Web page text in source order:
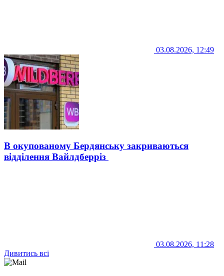
03.08.2026, 12:49
В окупованому Бердянську закриваються
відділення Вайлдберріз
03.08.2026, 11:28
Дивитись всі